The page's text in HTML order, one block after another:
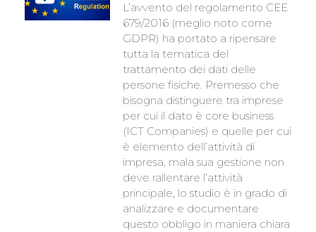
L’avvento del regolamento CEE
679/2016 (meglio noto come
GDPR) ha portato a ripensare
tutta la tematica del
trattamento dei dati delle
persone fisiche. Premesso che
bisogna distinguere tra imprese
per cui il dato è core business
(ICT Companies) e quelle per cui
è elemento dell’attività di
impresa, mala sua gestione non
deve rallentare l’attività
principale, lo studio è in grado di
analizzare e documentare
questo obbligo in maniera chiara